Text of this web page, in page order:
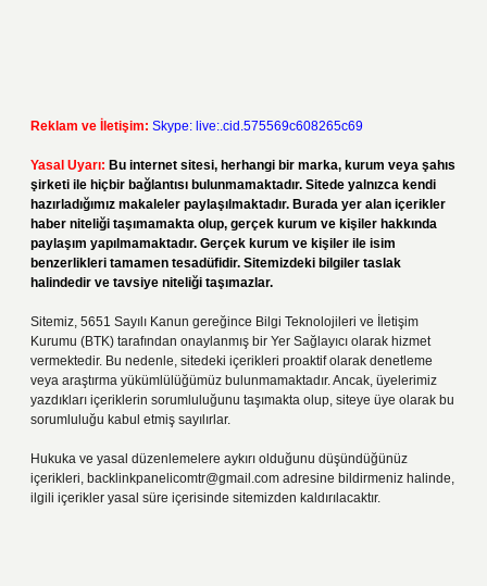
Reklam ve İletişim: Skype: live:.cid.575569c608265c69
Yasal Uyarı: Bu internet sitesi, herhangi bir marka, kurum veya şahıs
şirketi ile hiçbir bağlantısı bulunmamaktadır. Sitede yalnızca kendi
hazırladığımız makaleler paylaşılmaktadır. Burada yer alan içerikler
haber niteliği taşımamakta olup, gerçek kurum ve kişiler hakkında
paylaşım yapılmamaktadır. Gerçek kurum ve kişiler ile isim
benzerlikleri tamamen tesadüfidir. Sitemizdeki bilgiler taslak
halindedir ve tavsiye niteliği taşımazlar.
Sitemiz, 5651 Sayılı Kanun gereğince Bilgi Teknolojileri ve İletişim
Kurumu (BTK) tarafından onaylanmış bir Yer Sağlayıcı olarak hizmet
vermektedir. Bu nedenle, sitedeki içerikleri proaktif olarak denetleme
veya araştırma yükümlülüğümüz bulunmamaktadır. Ancak, üyelerimiz
yazdıkları içeriklerin sorumluluğunu taşımakta olup, siteye üye olarak bu
sorumluluğu kabul etmiş sayılırlar.
Hukuka ve yasal düzenlemelere aykırı olduğunu düşündüğünüz
içerikleri, backlinkpanelicomtr@gmail.com adresine bildirmeniz halinde,
ilgili içerikler yasal süre içerisinde sitemizden kaldırılacaktır.